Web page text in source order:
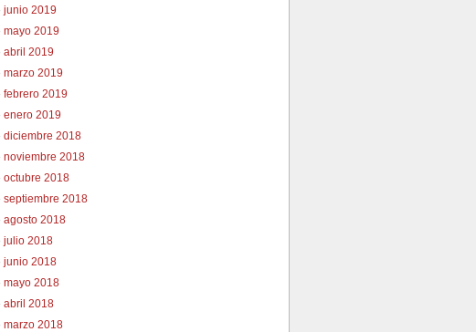
junio 2019
mayo 2019
abril 2019
marzo 2019
febrero 2019
enero 2019
diciembre 2018
noviembre 2018
octubre 2018
septiembre 2018
agosto 2018
julio 2018
junio 2018
mayo 2018
abril 2018
marzo 2018